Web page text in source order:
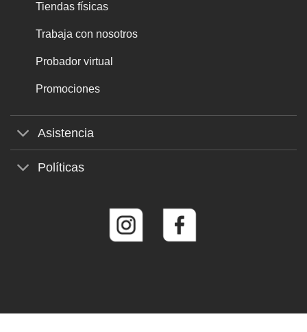
Tiendas físicas
Trabaja con nosotros
Probador virtual
Promociones
Asistencia
Políticas